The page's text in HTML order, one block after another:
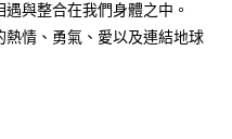
與整合在我們身體之中。
情、勇氣、愛以及連結地球